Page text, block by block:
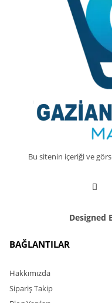
Bu sitenin içeriği ve
Designed
BAĞLANTILAR
Hakkımızda
Sipariş Takip